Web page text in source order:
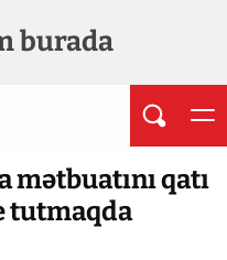
burada
qatı
tutmaqda